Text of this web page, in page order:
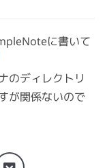
に書いて
のディレクトリ
が関係ないので